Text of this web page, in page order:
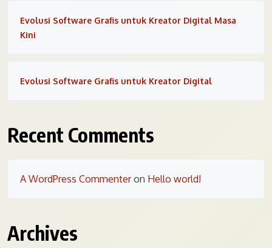
Evolusi Software Grafis untuk Kreator Digital Masa
Kini
Evolusi Software Grafis untuk Kreator Digital
Recent Comments
A WordPress Commenteron Hello world!
Archives